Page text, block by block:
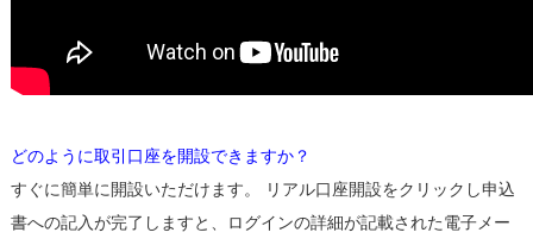
どのように取引口座を開設できますか？
すぐに簡単に開設いただけます。 リアル口座開設をクリックし申込
書への記入が完了しますと、ログインの詳細が記載された電子メー